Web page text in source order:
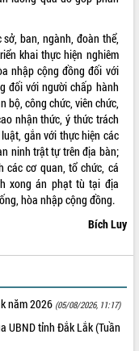
ban, ngành, đoàn thể,
khai thực hiện nghiêm
nhập cộng đồng đối với
đối với người chấp hành
bộ, công chức, viên chức,
nhận thức, ý thức trách
gắn với thực hiện các
ninh trật tự trên địa bàn;
các cơ quan, tổ chức, cá
xong án phạt tù tại địa
hòa nhập cộng đồng.
Bích Luy
năm 2026 (05/08/2026, 11:17)
UBND tỉnh Đắk Lắk (Tuần